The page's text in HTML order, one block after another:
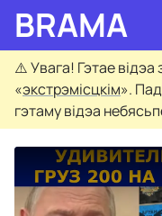
BRAMA
⚠️Увага! Гэтае відэа
«экстрэмісцкім».
гэтаму відэа